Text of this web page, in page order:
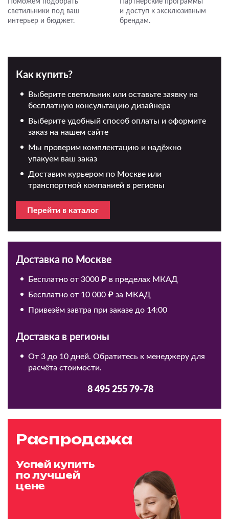
Поможем подобрать
светильники под ваш
интерьер и бюджет.
Партнёрские программы
и доступ к эксклюзивным
брендам.
Как купить?
Выберите светильник или оставьте заявку на
бесплатную консультацию дизайнера
Выберите удобный способ оплаты и оформите
заказ на нашем сайте
Мы проверим комплектацию и надёжно
упакуем ваш заказ
Доставим курьером по Москве или
транспортной компанией в регионы
Перейти в каталог
Доставка по Москве
Бесплатно от 3000 ₽ в пределах МКАД
Бесплатно от 10 000 ₽ за МКАД
Привезём завтра при заказе до 14:00
Доставка в регионы
От 3 до 10 дней. Обратитесь к менеджеру для
расчёта стоимости.
8 495 255 79-78
Распродажа
Успей купить
по лучшей
цене